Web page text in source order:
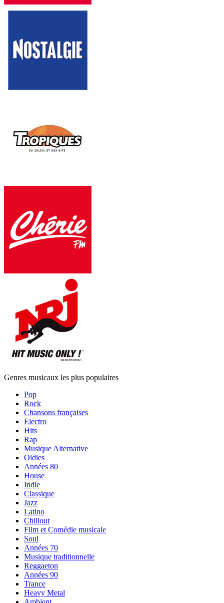
Genres musicaux les plus populaires
Pop
Rock
Chansons françaises
Electro
Hits
Rap
Musique Alternative
Oldies
Années 80
House
Indie
Classique
Jazz
Latino
Chillout
Film et Comédie musicale
Soul
Années 70
Musique traditionnelle
Reggaeton
Années 90
Trance
Heavy Metal